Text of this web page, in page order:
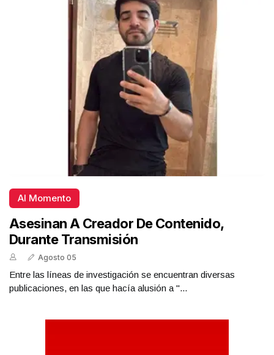
Al Momento
Asesinan A Creador De Contenido,
Durante Transmisión
Agosto 05
Entre las líneas de investigación se encuentran diversas
publicaciones, en las que hacía alusión a "...